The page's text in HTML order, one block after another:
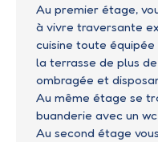
Au premier étage,
à vivre traversante
cuisine toute
la terrasse de plus
ombragée et
Au même étage se
buanderie avec un
Au second étage